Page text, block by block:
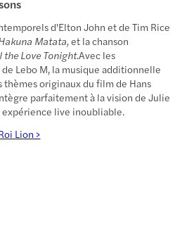
d'Elton John et de Tim Rice
Matata,et la chanson
the Love Tonight.Avec les
Lebo M, la musique additionnelle
thèmes originaux du film de Hans
parfaitement à la vision de Julie
expérience live inoubliable.
Lion >